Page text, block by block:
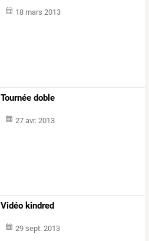
18 mars 2013
Tournée doble
27 avr. 2013
Vidéo kindred
29 sept. 2013